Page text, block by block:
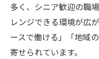
多く、シニア歓迎の職
レンジできる環境が広
ースで働ける」「地域
寄せられています。